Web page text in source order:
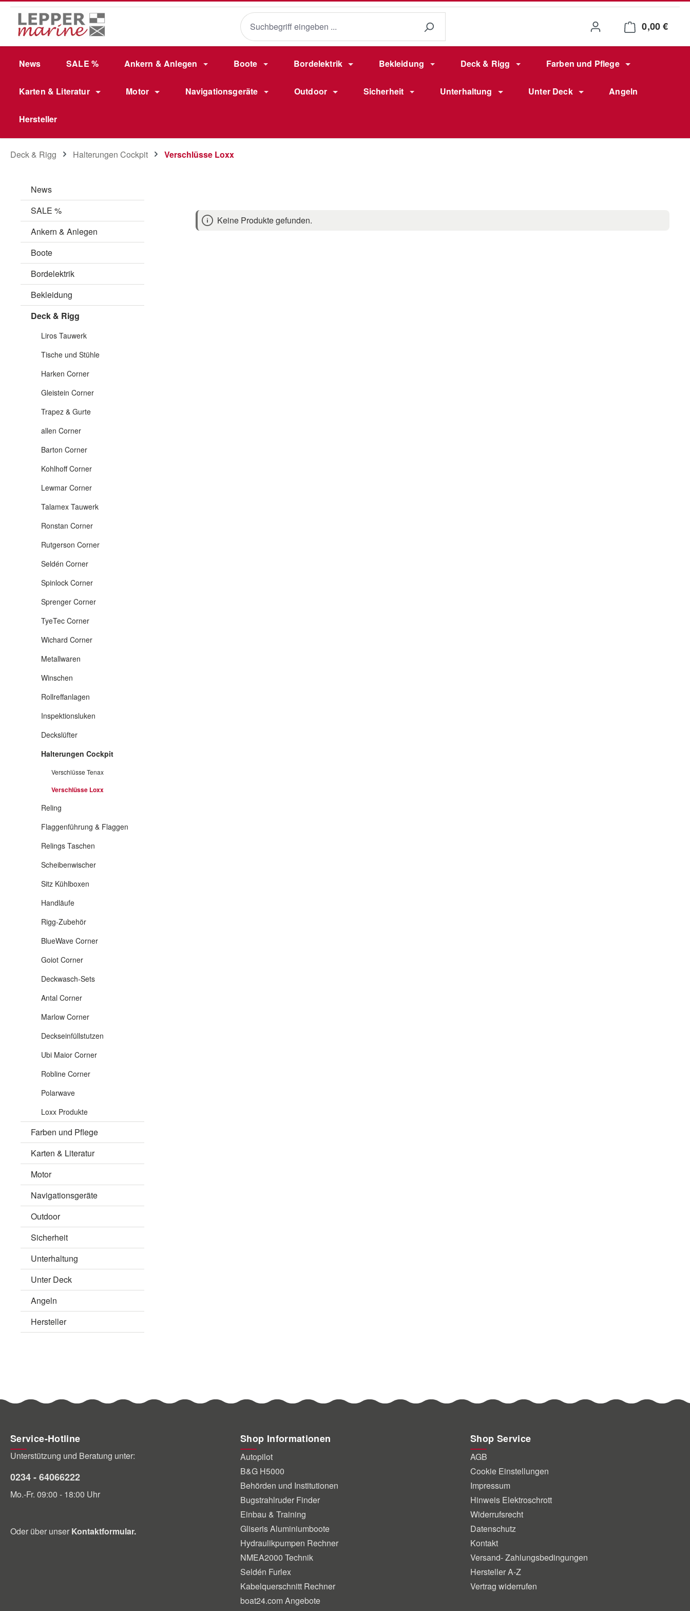
Hauptinhalt springen
Zur Suche springen
Zur Hauptnavigation springen
0,00 €
News SALE % Ankern & Anlegen Boote Bordelektrik Bekleidung Deck & Rigg Farben und Pflege
Karten & Literatur Motor Navigationsgeräte Outdoor Sicherheit Unterhaltung Unter Deck Angeln
Hersteller
Deck & Rigg Halterungen Cockpit Verschlüsse Loxx
News
SALE %
Ankern & Anlegen
Boote
Bordelektrik
Bekleidung
Deck & Rigg
Liros Tauwerk
Tische und Stühle
Harken Corner
Gleistein Corner
Trapez & Gurte
allen Corner
Barton Corner
Kohlhoff Corner
Lewmar Corner
Talamex Tauwerk
Ronstan Corner
Rutgerson Corner
Seldén Corner
Spinlock Corner
Sprenger Corner
TyeTec Corner
Wichard Corner
Metallwaren
Winschen
Rollreffanlagen
Inspektionsluken
Deckslüfter
Halterungen Cockpit
Verschlüsse Tenax
Verschlüsse Loxx
Reling
Flaggenführung & Flaggen
Relings Taschen
Scheibenwischer
Sitz Kühlboxen
Handläufe
Rigg-Zubehör
BlueWave Corner
Goiot Corner
Deckwasch-Sets
Antal Corner
Marlow Corner
Deckseinfüllstutzen
Ubi Maior Corner
Robline Corner
Polarwave
Loxx Produkte
Farben und Pflege
Karten & Literatur
Motor
Navigationsgeräte
Outdoor
Sicherheit
Unterhaltung
Unter Deck
Angeln
Hersteller
Keine Produkte gefunden.
Service-Hotline
Unterstützung und Beratung unter:
0234 - 64066222
Mo.-Fr. 09:00 - 18:00 Uhr
Oder über unser Kontaktformular.
Shop Informationen
Autopilot
B&G H5000
Behörden und Institutionen
Bugstrahlruder Finder
Einbau & Training
Gliseris Aluminiumboote
Hydraulikpumpen Rechner
NMEA2000 Technik
Seldén Furlex
Kabelquerschnitt Rechner
boat24.com Angebote
Shop Service
AGB
Cookie Einstellungen
Impressum
Hinweis Elektroschrott
Widerrufsrecht
Datenschutz
Kontakt
Versand- Zahlungsbedingungen
Hersteller A-Z
Vertrag widerrufen